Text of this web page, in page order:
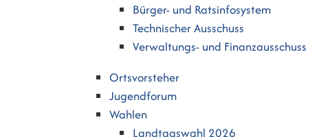
Bürger- und Ratsinfosystem
Technischer Ausschuss
Verwaltungs- und Finanzausschuss
Ortsvorsteher
Jugendforum
Wahlen
Landtagswahl 2026